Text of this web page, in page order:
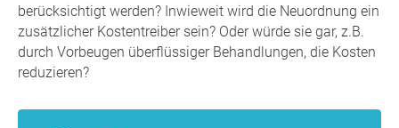
berücksichtigt werden? Inwieweit wird die Neuordnung ein
zusätzlicher Kostentreiber sein? Oder würde sie gar, z.B.
durch Vorbeugen überflüssiger Behandlungen, die Kosten
reduzieren?